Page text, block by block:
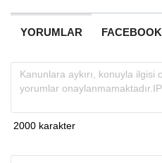
YORUMLAR FACEBOOK